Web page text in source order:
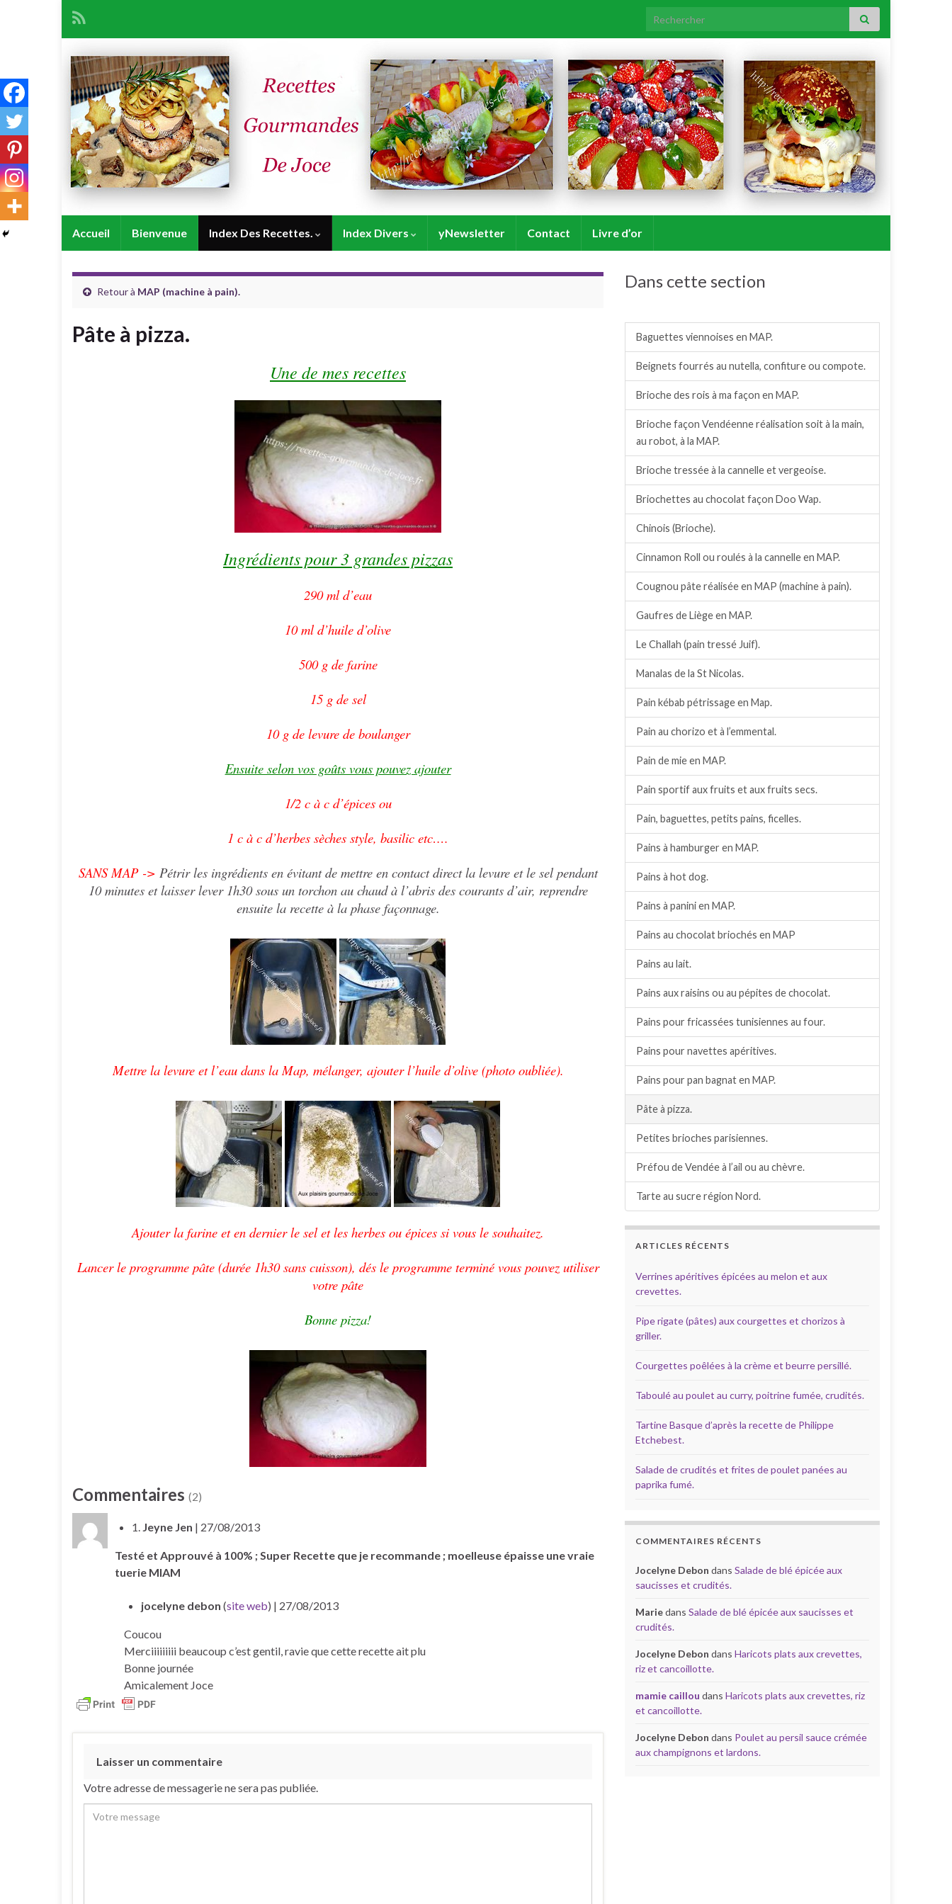
Search for:
Accueil Bienvenue Index Des Recettes. Index Divers yNewsletter Contact Livre d’or
Retour à MAP (machine à pain).
Pâte à pizza.
Une de mes recettes
Ingrédients pour 3 grandes pizzas
290 ml d’eau
10 ml d’huile d’olive
500 g de farine
15 g de sel
10 g de levure de boulanger
Ensuite selon vos goûts vous pouvez ajouter
1/2 c à c d’épices ou
1 c à c d’herbes sèches style, basilic etc….
SANS MAP -> Pétrir les ingrédients en évitant de mettre en contact direct la levure et le sel pendant
10 minutes et laisser lever 1h30 sous un torchon au chaud à l’abris des courants d’air, reprendre
ensuite la recette à la phase façonnage.
Mettre la levure et l’eau dans la Map, mélanger, ajouter l’huile d’olive (photo oubliée).
Ajouter la farine et en dernier le sel et les herbes ou épices si vous le souhaitez.
Lancer le programme pâte (durée 1h30 sans cuisson), dés le programme terminé vous pouvez utiliser
votre pâte
Bonne pizza!
Commentaires (2)
1. Jeyne Jen | 27/08/2013
Testé et Approuvé à 100% ; Super Recette que je recommande ; moelleuse épaisse une vraie
tuerie MIAM
jocelyne debon (site web) | 27/08/2013
Coucou
Merciiiiiiiii beaucoup c’est gentil, ravie que cette recette ait plu
Bonne journée
Amicalement Joce
Laisser un commentaire
Votre adresse de messagerie ne sera pas publiée.
Dans cette section
Baguettes viennoises en MAP.
Beignets fourrés au nutella, confiture ou compote.
Brioche des rois à ma façon en MAP.
Brioche façon Vendéenne réalisation soit à la main,
au robot, à la MAP.
Brioche tressée à la cannelle et vergeoise.
Briochettes au chocolat façon Doo Wap.
Chinois (Brioche).
Cinnamon Roll ou roulés à la cannelle en MAP.
Cougnou pâte réalisée en MAP (machine à pain).
Gaufres de Liège en MAP.
Le Challah (pain tressé Juif).
Manalas de la St Nicolas.
Pain kébab pétrissage en Map.
Pain au chorizo et à l’emmental.
Pain de mie en MAP.
Pain sportif aux fruits et aux fruits secs.
Pain, baguettes, petits pains, ficelles.
Pains à hamburger en MAP.
Pains à hot dog.
Pains à panini en MAP.
Pains au chocolat briochés en MAP
Pains au lait.
Pains aux raisins ou au pépites de chocolat.
Pains pour fricassées tunisiennes au four.
Pains pour navettes apéritives.
Pains pour pan bagnat en MAP.
Pâte à pizza.
Petites brioches parisiennes.
Préfou de Vendée à l’ail ou au chèvre.
Tarte au sucre région Nord.
ARTICLES RÉCENTS
Verrines apéritives épicées au melon et aux
crevettes.
Pipe rigate (pâtes) aux courgettes et chorizos à
griller.
Courgettes poêlées à la crème et beurre persillé.
Taboulé au poulet au curry, poitrine fumée, crudités.
Tartine Basque d’après la recette de Philippe
Etchebest.
Salade de crudités et frites de poulet panées au
paprika fumé.
COMMENTAIRES RÉCENTS
Jocelyne Debon dans Salade de blé épicée aux
saucisses et crudités.
Mariedans Salade de blé épicée aux saucisses et
crudités.
Jocelyne Debon dans Haricots plats aux crevettes,
riz et cancoillotte.
mamie caillou dans Haricots plats aux crevettes, riz
et cancoillotte.
Jocelyne Debon dans Poulet au persil sauce crémée
aux champignons et lardons.